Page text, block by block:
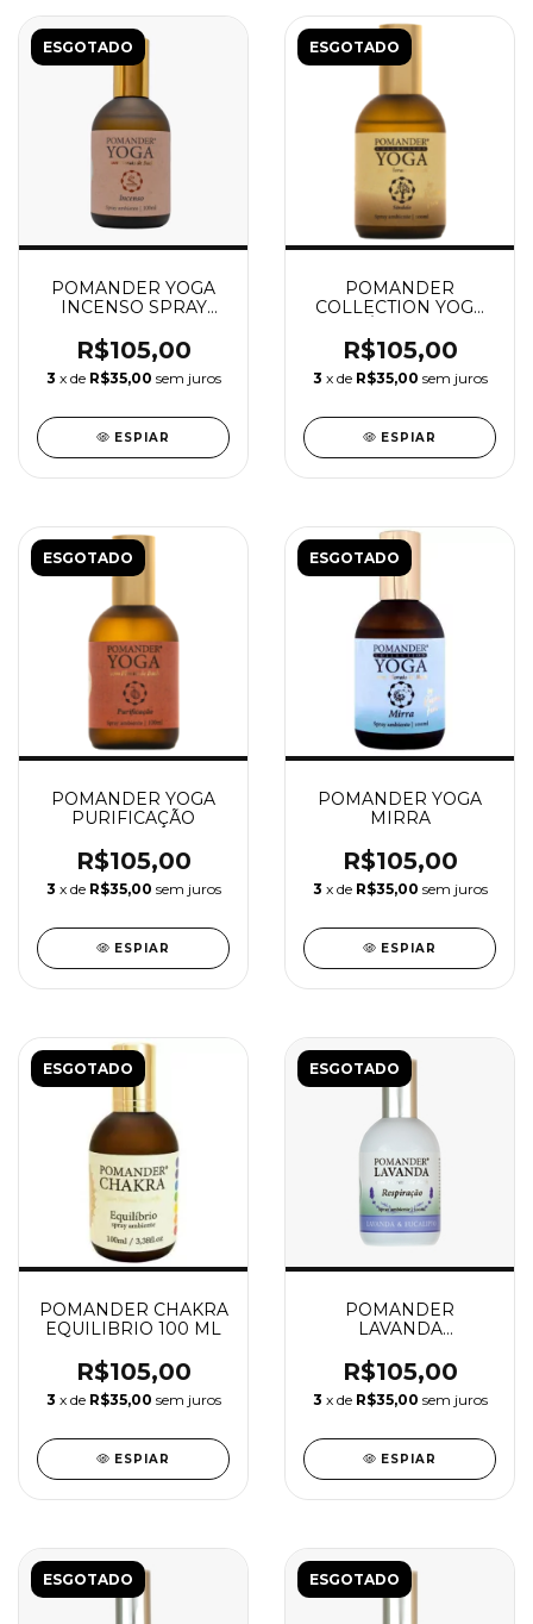
ESGOTADO
POMANDER YOGA
INCENSO SPRAY
R$105,00
3 x de R$35,00 sem juros
ESPIAR
ESGOTADO
POMANDER
COLLECTION YOGA
R$105,00
3 x de R$35,00 sem juros
ESPIAR
ESGOTADO
POMANDER YOGA
PURIFICAÇÃO
R$105,00
3 x de R$35,00 sem juros
ESPIAR
ESGOTADO
POMANDER YOGA
MIRRA
R$105,00
3 x de R$35,00 sem juros
ESPIAR
ESGOTADO
POMANDER CHAKRA
EQUILIBRIO 100 ML
R$105,00
3 x de R$35,00 sem juros
ESPIAR
ESGOTADO
POMANDER
LAVANDA
100ML
R$105,00
3 x de R$35,00 sem juros
ESPIAR
ESGOTADO ESGOTADO